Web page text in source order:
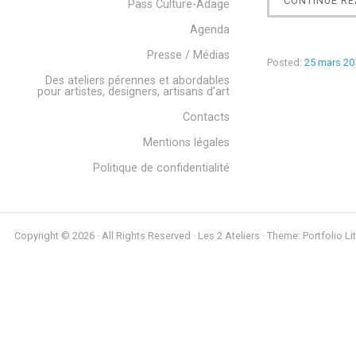
Pass Culture-Adage
Agenda
Presse / Médias
Des ateliers pérennes et abordables
pour artistes, designers, artisans d’art
Contacts
Mentions légales
Politique de confidentialité
Posted: 25 mars
Copyright © 2026 · All Rights Reserved · Les 2 Ateliers · Theme: Portfolio